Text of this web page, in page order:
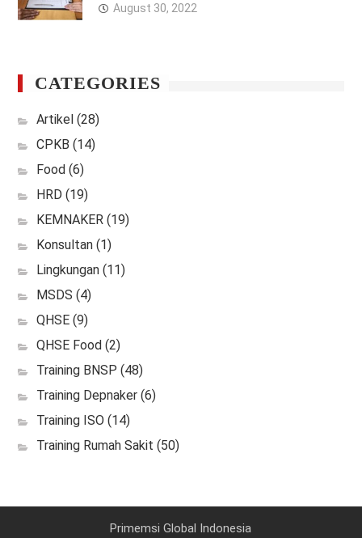
August 30, 2022
CATEGORIES
Artikel(28)
CPKB (14)
Food(6)
HRD (19)
KEMNAKER (19)
Konsultan(1)
Lingkungan(11)
MSDS (4)
QHSE(9)
QHSE Food(2)
Training BNSP (48)
Training Depnaker(6)
Training ISO(14)
Training Rumah Sakit (50)
Primemsi Global Indonesia